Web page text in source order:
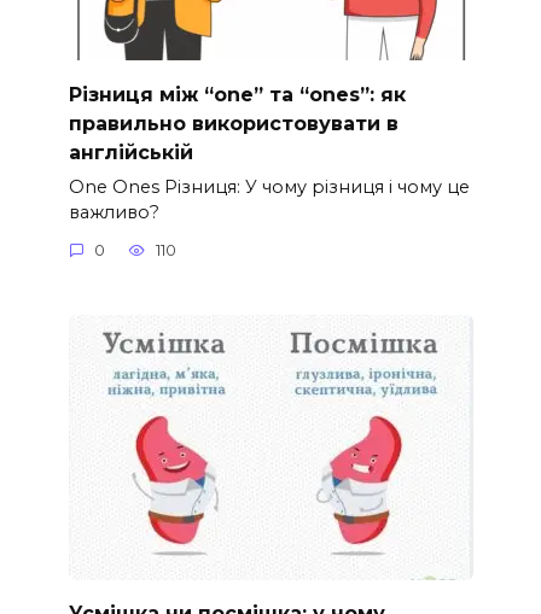
Різниця між “one” та “ones”: як
правильно використовувати в
англійській
One Ones Різниця: У чому різниця і чому це
важливо?
0 110